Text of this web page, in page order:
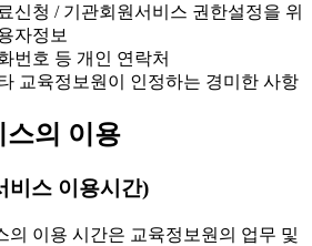
신청 / 기관회원서비스 권한설정을 위
자정보
번호 등 개인 연락처
교육정보원이 인정하는 경미한 사항
스의 이용
비스 이용시간)
의 이용 시간은 교육정보원의 업무 및